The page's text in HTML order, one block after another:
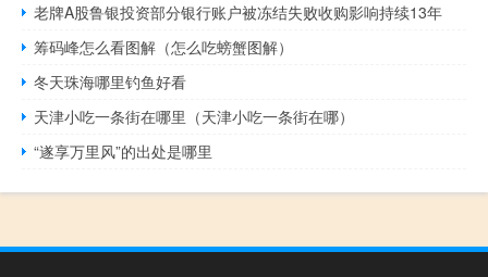
老牌A股鲁银投资部分银行账户被冻结失败收购影响持续13年
筹码峰怎么看图解（怎么吃螃蟹图解）
冬天珠海哪里钓鱼好看
天津小吃一条街在哪里（天津小吃一条街在哪）
“遂享万里风”的出处是哪里